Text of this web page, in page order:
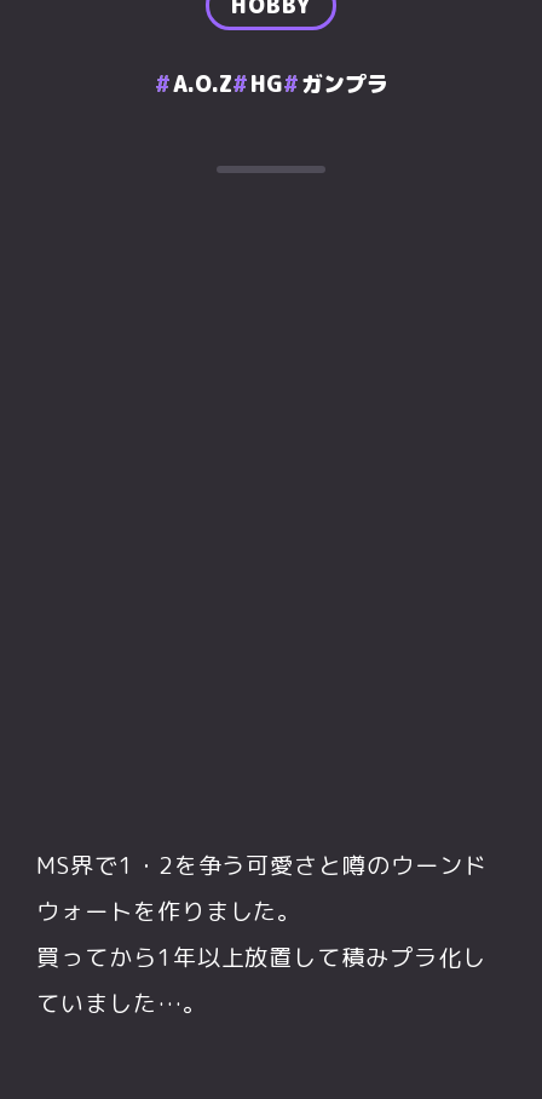
A.O.Z HG ガンプラ
MS界で1・2を争う可愛さと噂のウーンド
ウォートを作りました。
買ってから1年以上放置して積みプラ化し
ていました…。